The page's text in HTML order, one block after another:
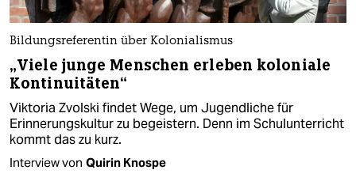
Bildungsreferentin über Kolonialismus
„Viele junge Menschen erleben koloniale
Kontinuitäten“
Viktoria Zvolski findet Wege, um Jugendliche für
Erinnerungskultur zu begeistern. Denn im Schulunterricht
kommt das zu kurz.
Interview von Quirin Knospe